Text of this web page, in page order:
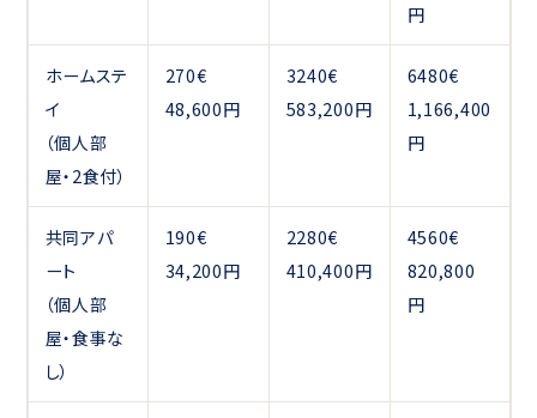
円
ホームステ
イ
（個人部
屋・2食付）
270€
48,600円
3240€
583,200円
6480€
1,166,400
円
共同アパ
ート
（個人部
屋・食事な
し）
190€
34,200円
2280€
410,400円
4560€
820,800
円